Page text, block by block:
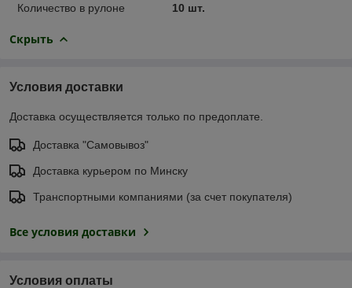
Количество в рулоне
10 шт.
Скрыть
Условия доставки
Доставка осуществляется только по предоплате.
Доставка "Самовывоз"
Доставка курьером по Минску
Транспортными компаниями (за счет покупателя)
Все условия доставки
Условия оплаты